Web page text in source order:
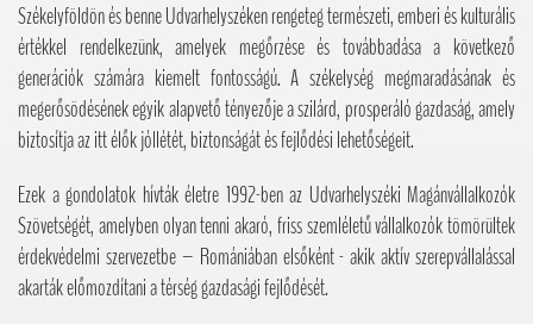
Székelyföldön és benne Udvarhelyszéken rengeteg természeti, emberi és kulturális
értékkel rendelkezünk, amelyek megőrzése és továbbadása a következő
generációk számára kiemelt fontosságú. A székelység megmaradásának és
megerősödésének egyik alapvető tényezője a szilárd, prosperáló gazdaság, amely
biztosítja az itt élők jóllétét, biztonságát és fejlődési lehetőségeit.
Ezek a gondolatok hívták életre 1992-ben az Udvarhelyszéki Magánvállalkozók
Szövetségét, amelyben olyan tenni akaró, friss szemléletű vállalkozók tömörültek
érdekvédelmi szervezetbe – Romániában elsőként - akik aktív szerepvállalással
akarták előmozdítani a térség gazdasági fejlődését.